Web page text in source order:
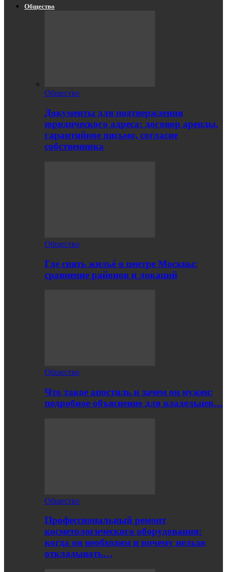
Общество
Общество
Документы для подтверждения
юридического адреса: договор аренды,
гарантийное письмо, согласие
собственника
Общество
Где снять жильё в центре Москвы:
сравнение районов и локаций
Общество
Что такое апостиль и зачем он нужен:
подробное объяснение для владельцев…
Общество
Профессиональный ремонт
косметологического оборудования:
когда он необходим и почему нельзя
откладывать…